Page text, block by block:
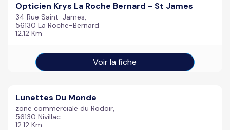
Opticien Krys La Roche Bernard - St James
34 Rue Saint-James,
56130 La Roche-Bernard
12.12 Km
Voir la fiche
Lunettes Du Monde
zone commerciale du Rodoir,
56130 Nivillac
12.12 Km